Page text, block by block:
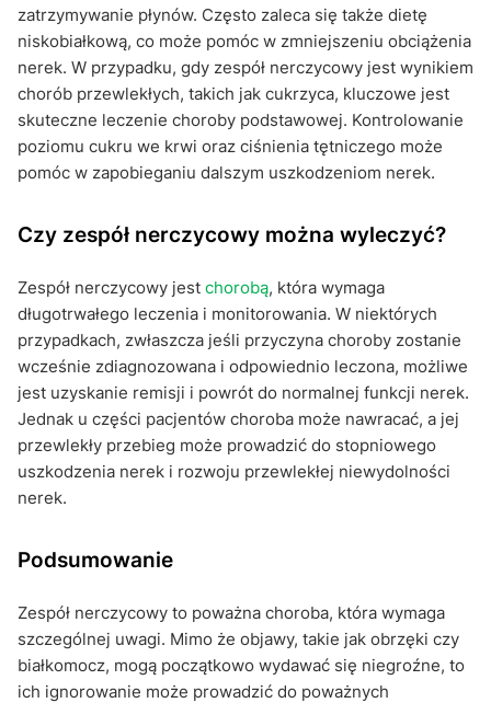
zatrzymywanie płynów. Często zaleca się także dietę
niskobiałkową, co może pomóc w zmniejszeniu obciążenia
nerek. W przypadku, gdy zespół nerczycowy jest wynikiem
chorób przewlekłych, takich jak cukrzyca, kluczowe jest
skuteczne leczenie choroby podstawowej. Kontrolowanie
poziomu cukru we krwi oraz ciśnienia tętniczego może
pomóc w zapobieganiu dalszym uszkodzeniom nerek.
Czy zespół nerczycowy można wyleczyć?
Zespół nerczycowy jest chorobą, która wymaga
długotrwałego leczenia i monitorowania. W niektórych
przypadkach, zwłaszcza jeśli przyczyna choroby zostanie
wcześnie zdiagnozowana i odpowiednio leczona, możliwe
jest uzyskanie remisji i powrót do normalnej funkcji nerek.
Jednak u części pacjentów choroba może nawracać, a jej
przewlekły przebieg może prowadzić do stopniowego
uszkodzenia nerek i rozwoju przewlekłej niewydolności
nerek.
Podsumowanie
Zespół nerczycowy to poważna choroba, która wymaga
szczególnej uwagi. Mimo że objawy, takie jak obrzęki czy
białkomocz, mogą początkowo wydawać się niegroźne, to
ich ignorowanie może prowadzić do poważnych